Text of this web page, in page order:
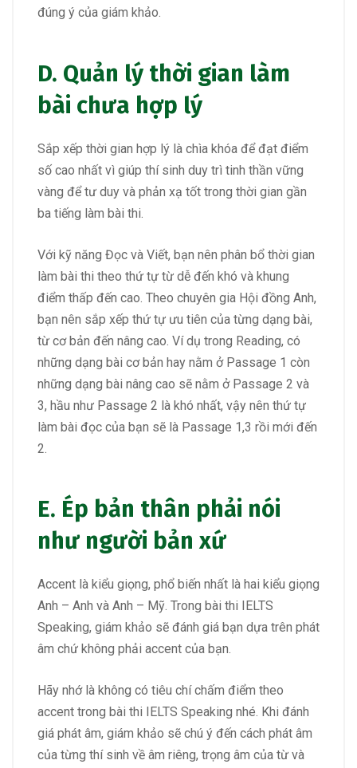
đúng ý của giám khảo.
D. Quản lý thời gian làm
bài chưa hợp lý
Sắp xếp thời gian hợp lý là chìa khóa để đạt điểm
số cao nhất vì giúp thí sinh duy trì tinh thần vững
vàng để tư duy và phản xạ tốt trong thời gian gần
ba tiếng làm bài thi.
Với kỹ năng Đọc và Viết, bạn nên phân bổ thời gian
làm bài thi theo thứ tự từ dễ đến khó và khung
điểm thấp đến cao. Theo chuyên gia Hội đồng Anh,
bạn nên sắp xếp thứ tự ưu tiên của từng dạng bài,
từ cơ bản đến nâng cao. Ví dụ trong Reading, có
những dạng bài cơ bản hay nằm ở Passage 1 còn
những dạng bài nâng cao sẽ nằm ở Passage 2 và
3, hầu như Passage 2 là khó nhất, vậy nên thứ tự
làm bài đọc của bạn sẽ là Passage 1,3 rồi mới đến
2.
E. Ép bản thân phải nói
như người bản xứ
Accent là kiểu giọng, phổ biến nhất là hai kiểu giọng
Anh – Anh và Anh – Mỹ. Trong bài thi IELTS
Speaking, giám khảo sẽ đánh giá bạn dựa trên phát
âm chứ không phải accent của bạn.
Hãy nhớ là không có tiêu chí chấm điểm theo
accent trong bài thi IELTS Speaking nhé. Khi đánh
giá phát âm, giám khảo sẽ chú ý đến cách phát âm
của từng thí sinh về âm riêng, trọng âm của từ và